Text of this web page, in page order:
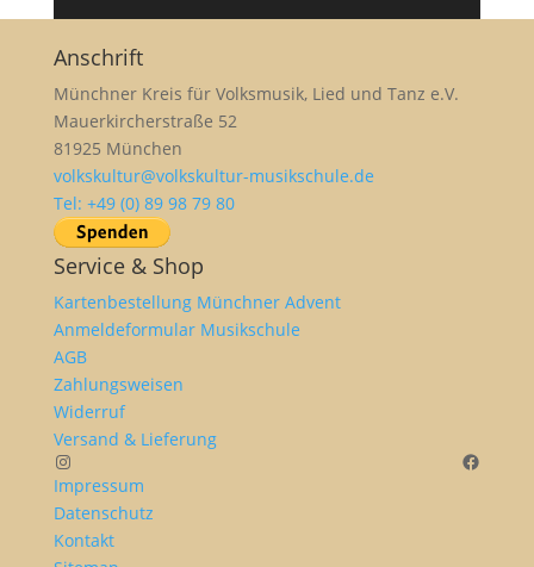
Anschrift
Münchner Kreis für Volksmusik, Lied und Tanz e.V.
Mauerkircherstraße 52
81925 München
volkskultur@volkskultur-musikschule.de
Tel: +49 (0) 89 98 79 80
Service & Shop
Kartenbestellung Münchner Advent
Anmeldeformular Musikschule
AGB
Zahlungsweisen
Widerruf
Versand & Lieferung
Instagram
Impressum
Datenschutz
Kontakt